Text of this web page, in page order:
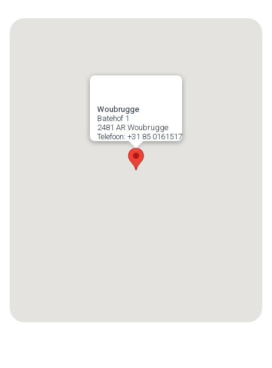
Woubrugge
Batehof 1
2481 AR Woubrugge
Telefoon: +31 85 0161517